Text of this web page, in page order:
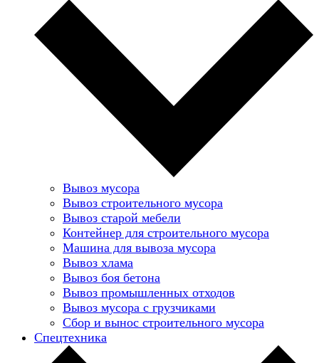
Вывоз мусора
Вывоз строительного мусора
Вывоз старой мебели
Контейнер для строительного мусора
Машина для вывоза мусора
Вывоз хлама
Вывоз боя бетона
Вывоз промышленных отходов
Вывоз мусора с грузчиками
Сбор и вынос строительного мусора
Спецтехника